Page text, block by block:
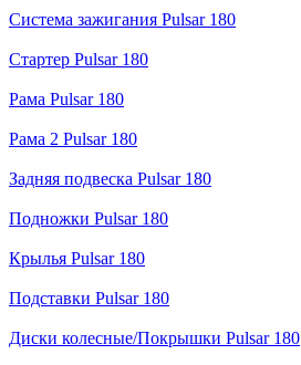
Система зажигания Pulsar 180
Стартер Pulsar 180
Рама Pulsar 180
Рама 2 Pulsar 180
Задняя подвеска Pulsar 180
Подножки Pulsar 180
Крылья Pulsar 180
Подставки Pulsar 180
Диски колесные/Покрышки Pulsar 180